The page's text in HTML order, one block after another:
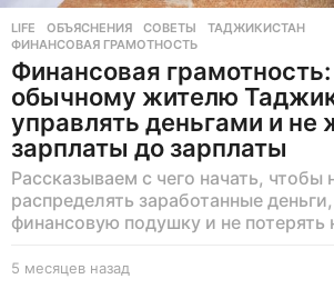
LIFE ОБЪЯСНЕНИЯ ,СОВЕТЫ ,ТАДЖИКИСТАН
ФИНАНСОВАЯ ГРАМОТНОСТЬ
Финансовая
обычному жителю
управлять деньгами и не
зарплаты до зарплаты
Рассказываем с чего начать, чтобы
распределять заработанные
финансовую подушку и не потерять
5 месяцев назад